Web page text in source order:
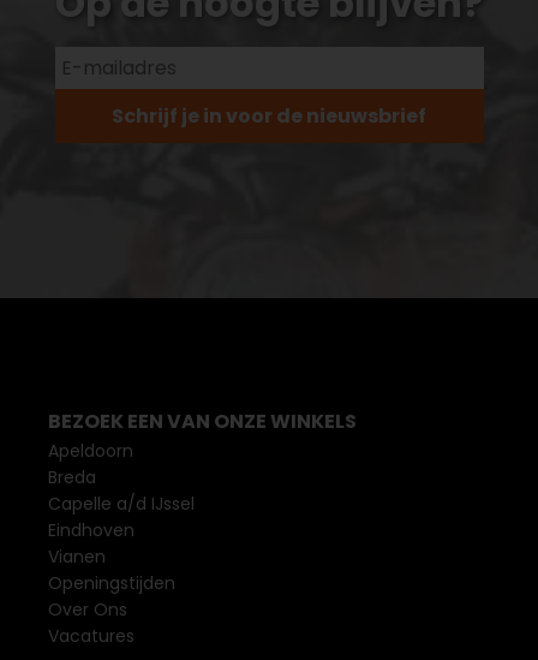
Schrijf je in voor de nieuwsbrief
BEZOEK EEN VAN ONZE WINKELS
Apeldoorn
Breda
Capelle a/d IJssel
Eindhoven
Vianen
Openingstijden
Over Ons
Vacatures